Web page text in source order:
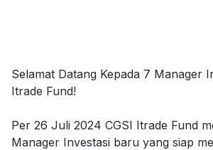
Selamat Datang Kepada 7 Manager
Itrade Fund!
Per 26 Juli 2024 CGSI Itrade Fund
Manager Investasi baru yang siap